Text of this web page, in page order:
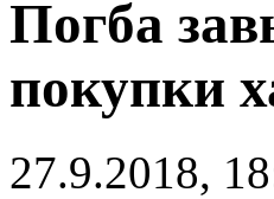
Погба
покупки
27.9.2018,